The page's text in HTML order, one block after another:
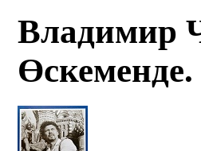
Владимир
Өскеменде.